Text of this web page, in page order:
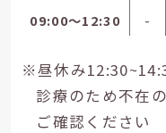
09:00〜12:30
-
※昼休み
診療のため不在
ご確認ください